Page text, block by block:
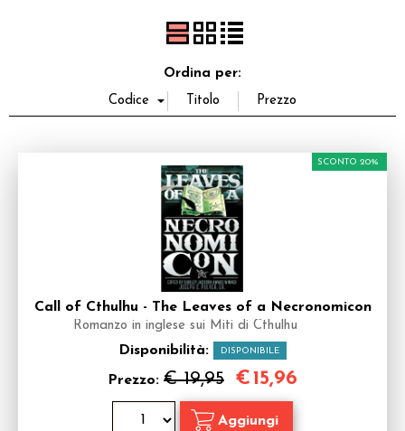
Ordina per:
Call of Cthulhu - The Leaves of a Necronomicon
Romanzo in inglese sui Miti di Cthulhu
Disponibilità: DISPONIBILE
Prezzo: € 19,95
SCONTO 20%
€15,96